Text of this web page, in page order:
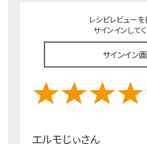
レシピレビューを
サインインして
サインイン
エルモじぃさん